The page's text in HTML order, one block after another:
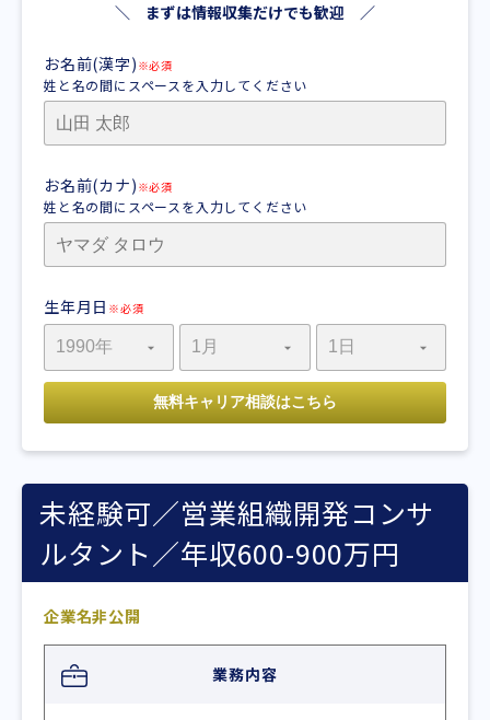
＼ まずは情報収集だけでも歓迎 ／
お名前(漢字) ※必須
姓と名の間にスペースを入力してください
お名前(カナ) ※必須
姓と名の間にスペースを入力してください
生年月日 ※必須
未経験可／営業組織開発コンサ
ルタント／年収600-900万円
企業名非公開
業務内容